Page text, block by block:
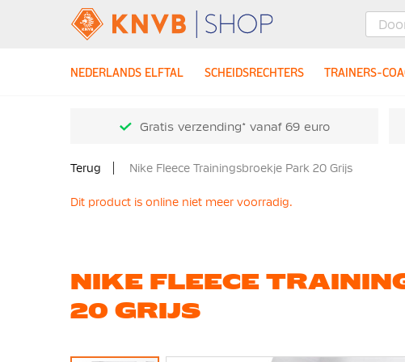
NEDERLANDS ELFTAL SCHEIDSRECHTERS TRAINERS-
Gratis verzending* vanaf 69 euro
Terug Nike Fleece Trainingsbroekje Park 20 Grijs
Dit product is online niet meer voorradig.
NIKE FLEECE
20 GRIJS